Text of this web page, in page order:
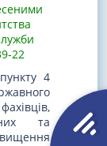
22
4
та